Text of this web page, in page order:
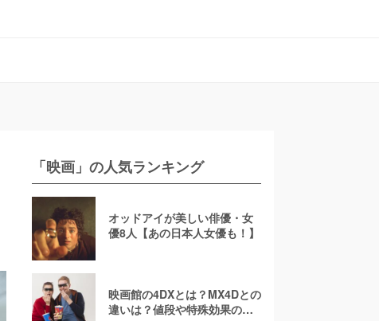
「映画」の人気ランキング
オッドアイが美しい俳優・女
優8人【あの日本人女優も！】
映画館の4DXとは？MX4Dとの
違いは？値段や特殊効果の注